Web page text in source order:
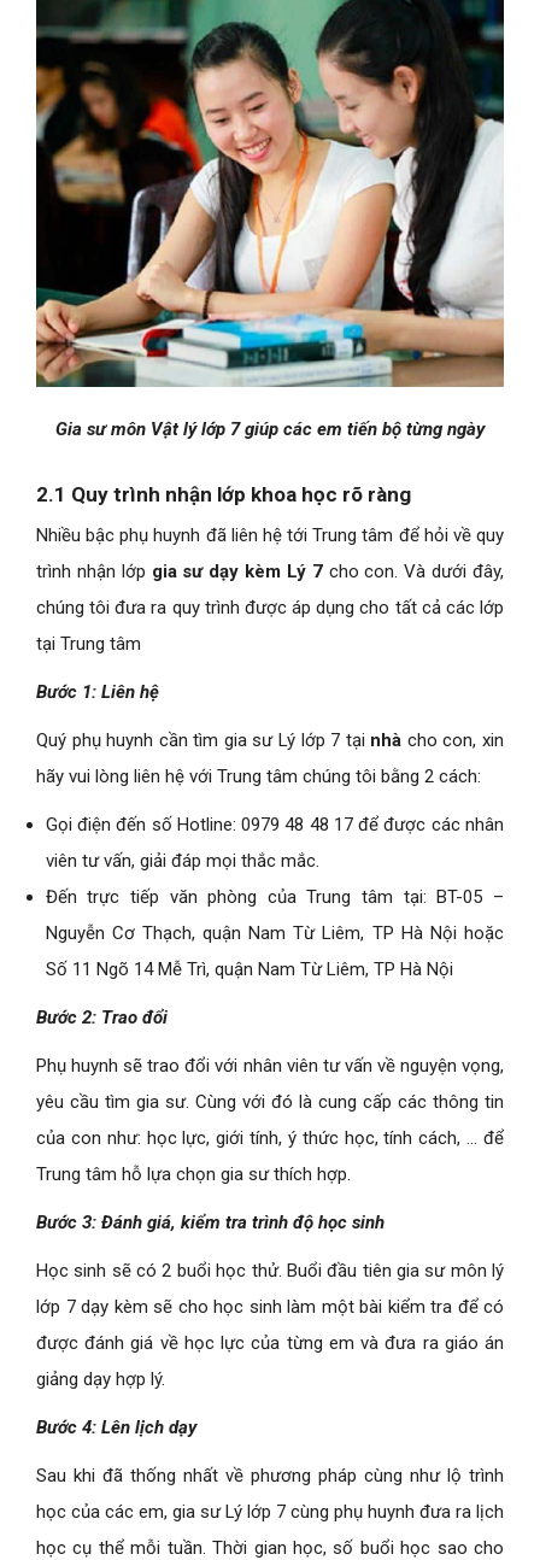
Gia sư môn Vật lý lớp 7 giúp các em tiến bộ từng ngày
2.1 Quy trình nhận lớp khoa học rõ ràng
Nhiều bậc phụ huynh đã liên hệ tới Trung tâm để hỏi về quy
trình nhận lớp gia sư dạy kèm Lý 7cho con. Và dưới đây,
chúng tôi đưa ra quy trình được áp dụng cho tất cả các lớp
tại Trung tâm
Bước 1: Liên hệ
Quý phụ huynh cần tìm gia sư Lý lớp 7 tại nhà cho con, xin
hãy vui lòng liên hệ với Trung tâm chúng tôi bằng 2 cách:
Gọi điện đến số Hotline: 0979 48 48 17 để được các nhân
viên tư vấn, giải đáp mọi thắc mắc.
Đến trực tiếp văn phòng của Trung tâm tại: BT-05 –
Nguyễn Cơ Thạch, quận Nam Từ Liêm, TP Hà Nội hoặc
Số 11 Ngõ 14 Mễ Trì, quận Nam Từ Liêm, TP Hà Nội
Bước 2: Trao đổi
Phụ huynh sẽ trao đổi với nhân viên tư vấn về nguyện vọng,
yêu cầu tìm gia sư. Cùng với đó là cung cấp các thông tin
của con như: học lực, giới tính, ý thức học, tính cách, … để
Trung tâm hỗ lựa chọn gia sư thích hợp.
Bước 3: Đánh giá, kiểm tra trình độ học sinh
Học sinh sẽ có 2 buổi học thử. Buổi đầu tiên gia sư môn lý
lớp 7 dạy kèm sẽ cho học sinh làm một bài kiểm tra để có
được đánh giá về học lực của từng em và đưa ra giáo án
giảng dạy hợp lý.
Bước 4: Lên lịch dạy
Sau khi đã thống nhất về phương pháp cùng như lộ trình
học của các em, gia sư Lý lớp 7 cùng phụ huynh đưa ra lịch
học cụ thể mỗi tuần. Thời gian học, số buổi học sao cho